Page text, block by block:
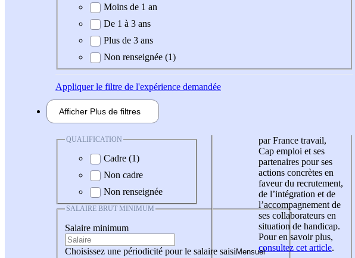
Expérience demandée
Moins de 1 an
De 1 à 3 ans
Plus de 3 ans
Non renseignée (1)
Appliquerle filtre de l'expérience demandée
Afficher Plus de filtres
QUALIFICATION
Cadre (1)
Non cadre
Non renseignée
SALAIRE BRUT MINIMUM
Salaire minimum
Choisissez une périodicité pour le salaire saisi
par France travail,
Cap emploi et ses
partenaires pour ses
actions concrètes en
faveur du recrutement,
de l’intégration et de
l’accompagnement de
ses collaborateurs en
situation de handicap.
Pour en savoir plus,
consultez cet article.